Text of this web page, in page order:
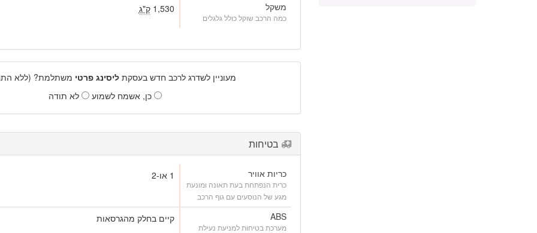
משקל
כמה הרכב שוקל כולל גלגלים
1,530 ק"ג
מעוניין לשדרג לרכב חדש בעסקתליסינג פרטי משתלמת? (ללא
כן, אשמח לשמוע
לא תודה
בטיחות
כריות אוויר
כרית הנפתחת בעת תאונה ומונעת
מגע של הנוסעים עם גוף הרכב
1 או-2
ABS
מערכת בטיחות למניעת נעילת
קיים בחלק מהגרסאות